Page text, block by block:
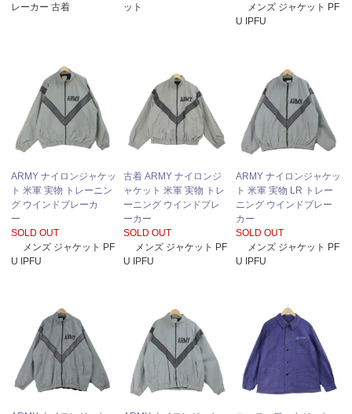
レーカー 古着
ット
メンズ ジャケット PF
U IPFU
ARMY ナイロンジャケッ
ト 米軍 実物 トレーニン
グ ウインドブレーカ
ー
SOLD OUT
メンズ ジャケット PF
U IPFU
古着 ARMY ナイロンジ
ャケット 米軍 実物 トレ
ーニング ウインドブレ
ーカー
SOLD OUT
メンズ ジャケット PF
U IPFU
ARMY ナイロンジャケッ
ト 米軍 実物 LR トレー
ニング ウインドブレー
カー
SOLD OUT
メンズ ジャケット PF
U IPFU